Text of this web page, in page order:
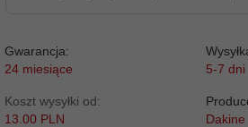
Gwarancja:
24 miesiące
5-7 dni
Koszt wysyłki od:
13.00 PLN
Dakine